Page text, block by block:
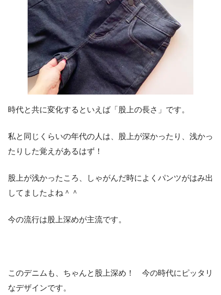
時代と共に変化するといえば「股上の長さ」です。
私と同じくらいの年代の人は、股上が深かったり、浅かっ
たりした覚えがあるはず！
股上が浅かったころ、しゃがんだ時によくパンツがはみ出
してましたよね＾＾
今の流行は股上深めが主流です。
このデニムも、ちゃんと股上深め！ 今の時代にピッタリ
なデザインです。